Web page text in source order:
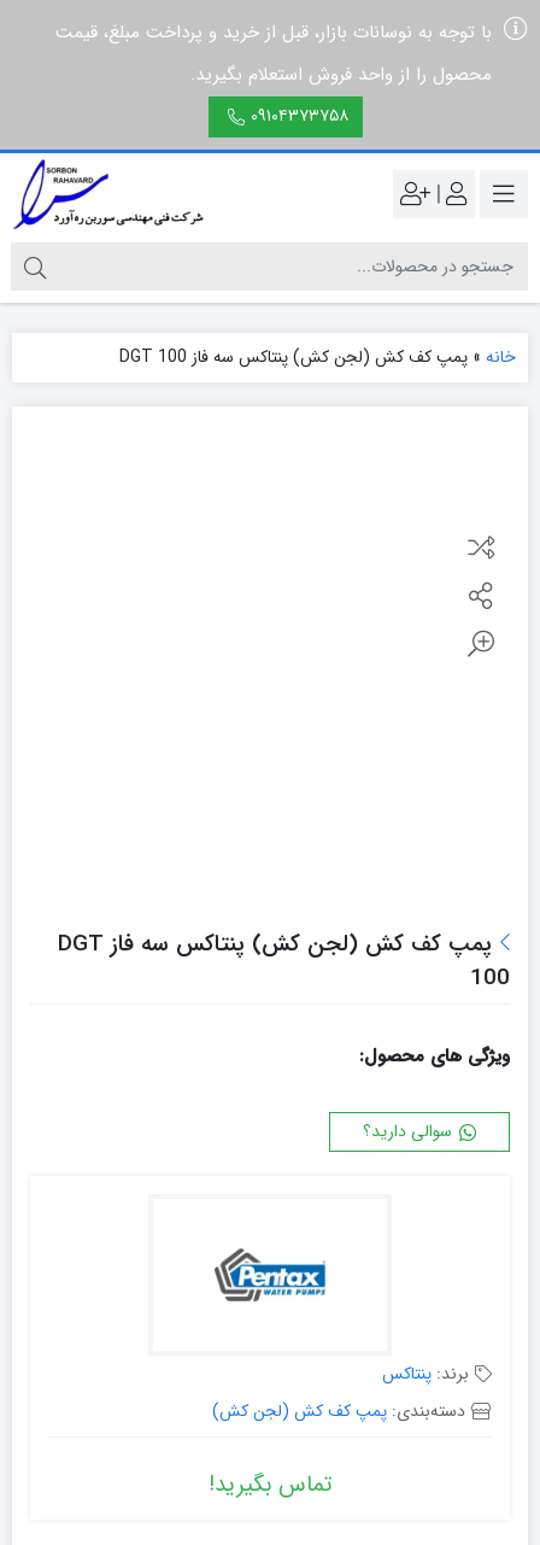
با توجه به نوسانات بازار، قبل از خرید و پرداخت مبلغ، قیمت
محصول را از واحد فروش استعلام بگیرید.
۰۹۱۰۴۳۷۳۷۵۸
|
خانه » پمپ کف کش (لجن کش) پنتاکس سه فاز DGT 100
پمپ کف کش (لجن کش) پنتاکس سه فاز DGT
100
ویژگی های محصول:
سوالی دارید؟
برند: پنتاکس
دسته‌بندی: پمپ کف کش (لجن کش)
تماس بگیرید!